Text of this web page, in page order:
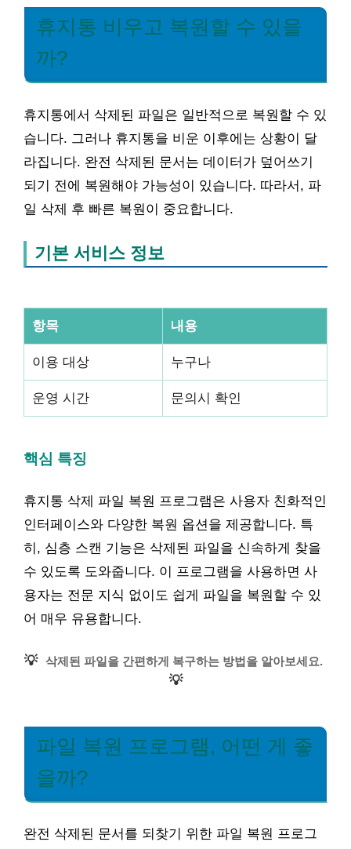
휴지통 비우고 복원할 수 있을
까?
휴지통에서 삭제된 파일은 일반적으로 복원할 수 있
습니다. 그러나 휴지통을 비운 이후에는 상황이 달
라집니다. 완전 삭제된 문서는 데이터가 덮어쓰기
되기 전에 복원해야 가능성이 있습니다. 따라서, 파
일 삭제 후 빠른 복원이 중요합니다.
기본 서비스 정보
항목 내용
이용 대상 누구나
운영 시간 문의시 확인
핵심 특징
휴지통 삭제 파일 복원 프로그램은 사용자 친화적인
인터페이스와 다양한 복원 옵션을 제공합니다. 특
히, 심층 스캔 기능은 삭제된 파일을 신속하게 찾을
수 있도록 도와줍니다. 이 프로그램을 사용하면 사
용자는 전문 지식 없이도 쉽게 파일을 복원할 수 있
어 매우 유용합니다.
💡 삭제된 파일을 간편하게 복구하는 방법을 알아보세요.
💡
파일 복원 프로그램, 어떤 게 좋
을까?
완전 삭제된 문서를 되찾기 위한 파일 복원 프로그